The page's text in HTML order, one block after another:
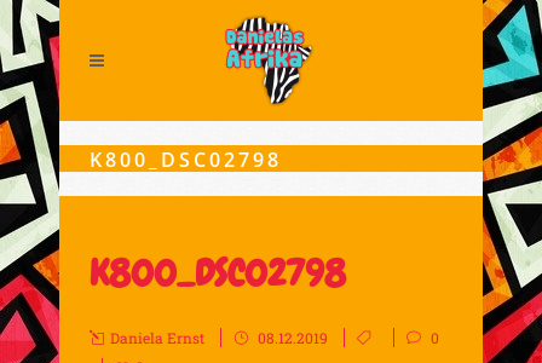
K800_DSC02798
K800_DSC02798
Daniela Ernst 08.12.2019
0